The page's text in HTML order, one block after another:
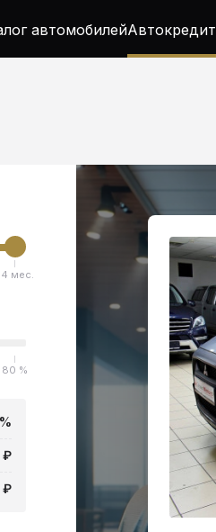
автомобилейАвтокредит
мес.
80 %
₽
₽